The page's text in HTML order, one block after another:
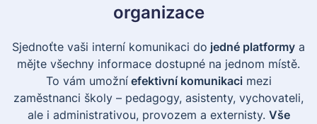
organizace
Sjednoťte vaši interní komunikaci do jedné platformy a
mějte všechny informace dostupné na jednom místě.
To vám umožníefektivní komunikacimezi
zaměstnanci školy – pedagogy, asistenty, vychovateli,
ale i administrativou, provozem a externisty. Vše